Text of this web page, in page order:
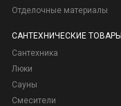
Отделочные материалы
САНТЕХНИЧЕСКИЕ ТОВАРЫ
Сантехника
Люки
Сауны
Смесители